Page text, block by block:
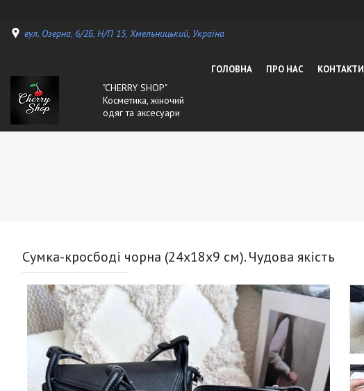
вул. Озерна, 6/2Б, Н/П 15, Хмельницький, Україна
"CHERRY SHOP"
Косметика, жіночий
одяг та аксесуари
ГОЛОВНА ПРО НАС КОНТАКТИ
Сумка-кросбоді чорна (24х18х9 см). Чудова якість